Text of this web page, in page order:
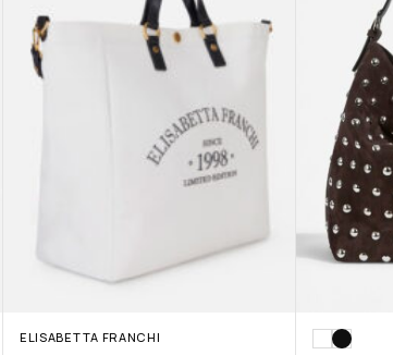
ELISABETTA FRANCHI